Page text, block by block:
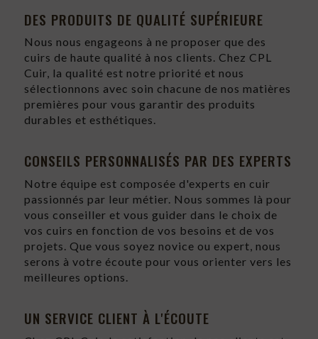
DES PRODUITS DE QUALITÉ SUPÉRIEURE
Nous nous engageons à ne proposer que des
cuirs de haute qualité à nos clients. Chez CPL
Cuir, la qualité est notre priorité et nous
sélectionnons avec soin chacune de nos matières
premières pour vous garantir des produits
durables et esthétiques.
CONSEILS PERSONNALISÉS PAR DES EXPERTS
Notre équipe est composée d'experts en cuir
passionnés par leur métier. Nous sommes là pour
vous conseiller et vous guider dans le choix de
vos cuirs en fonction de vos besoins et de vos
projets. Que vous soyez novice ou expert, nous
serons à votre écoute pour vous orienter vers les
meilleures options.
UN SERVICE CLIENT À L'ÉCOUTE